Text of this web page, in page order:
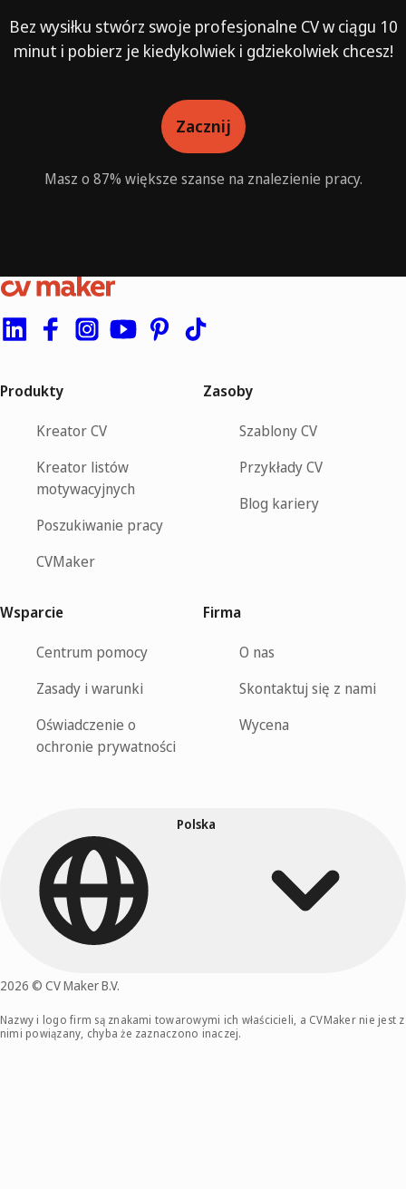
Bez wysiłku stwórz swoje profesjonalne CV w ciągu 10
minut i pobierz je kiedykolwiek i gdziekolwiek chcesz!
Zacznij
Masz o 87% większe szanse na znalezienie pracy.
Produkty
Kreator CV
Kreator listów
motywacyjnych
Poszukiwanie pracy
CVMaker
Zasoby
Szablony CV
Przykłady CV
Blog kariery
Wsparcie
Centrum pomocy
Zasady i warunki
Oświadczenie o
ochronie prywatności
Firma
O nas
Skontaktuj się z nami
Wycena
2026 © CV Maker B.V.
Polska
Nazwy i logo firm są znakami towarowymi ich właścicieli, a CVMaker nie jest z
nimi powiązany, chyba że zaznaczono inaczej.